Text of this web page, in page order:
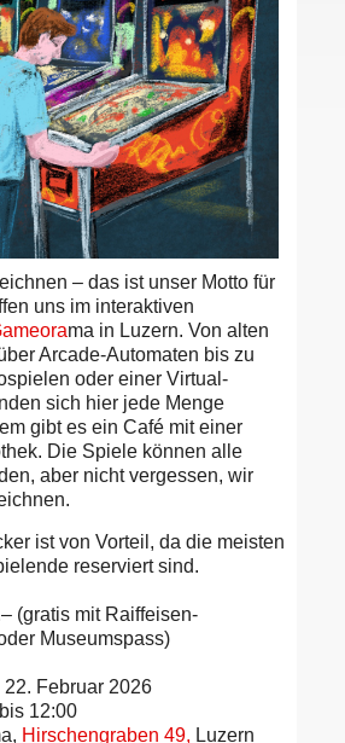
– das ist unser Motto für
uns im interaktiven
ma in Luzern. Von alten
Arcade-Automaten bis zu
oder einer Virtual-
sich hier jede Menge
gibt es ein Café mit einer
Die Spiele können alle
aber nicht vergessen, wir
ist von Vorteil, da die meisten
reserviert sind.
(gratis mit Raiffeisen-
Museumspass)
22. Februar 2026
12:00
Hirschengraben 49, Luzern